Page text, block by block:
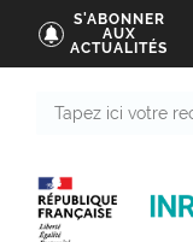
S'ABONNER
AUX
ACTUALITÉS